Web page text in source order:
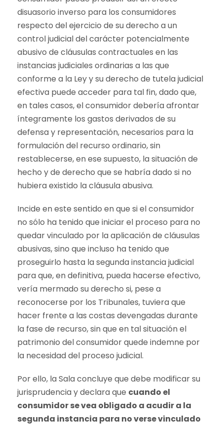
disuasorio inverso para los consumidores
respecto del ejercicio de su derecho a un
control judicial del carácter potencialmente
abusivo de cláusulas contractuales en las
instancias judiciales ordinarias a las que
conforme a la Ley y su derecho de tutela judicial
efectiva puede acceder para tal fin, dado que,
en tales casos, el consumidor debería afrontar
íntegramente los gastos derivados de su
defensa y representación, necesarios para la
formulación del recurso ordinario, sin
restablecerse, en ese supuesto, la situación de
hecho y de derecho que se habría dado si no
hubiera existido la cláusula abusiva.
Incide en este sentido en que si el consumidor
no sólo ha tenido que iniciar el proceso para no
quedar vinculado por la aplicación de cláusulas
abusivas, sino que incluso ha tenido que
proseguirlo hasta la segunda instancia judicial
para que, en definitiva, pueda hacerse efectivo,
vería mermado su derecho si, pese a
reconocerse por los Tribunales, tuviera que
hacer frente a las costas devengadas durante
la fase de recurso, sin que en tal situación el
patrimonio del consumidor quede indemne por
la necesidad del proceso judicial.
Por ello, la Sala concluye que debe modificar su
jurisprudencia y declara que cuando el
consumidor se vea obligado a acudir a la
segunda instancia para no verse vinculado